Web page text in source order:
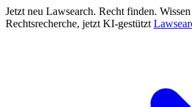
Jetzt neu Lawsearch. Recht finden.
Rechtsrecherche, jetzt KI-gestützt